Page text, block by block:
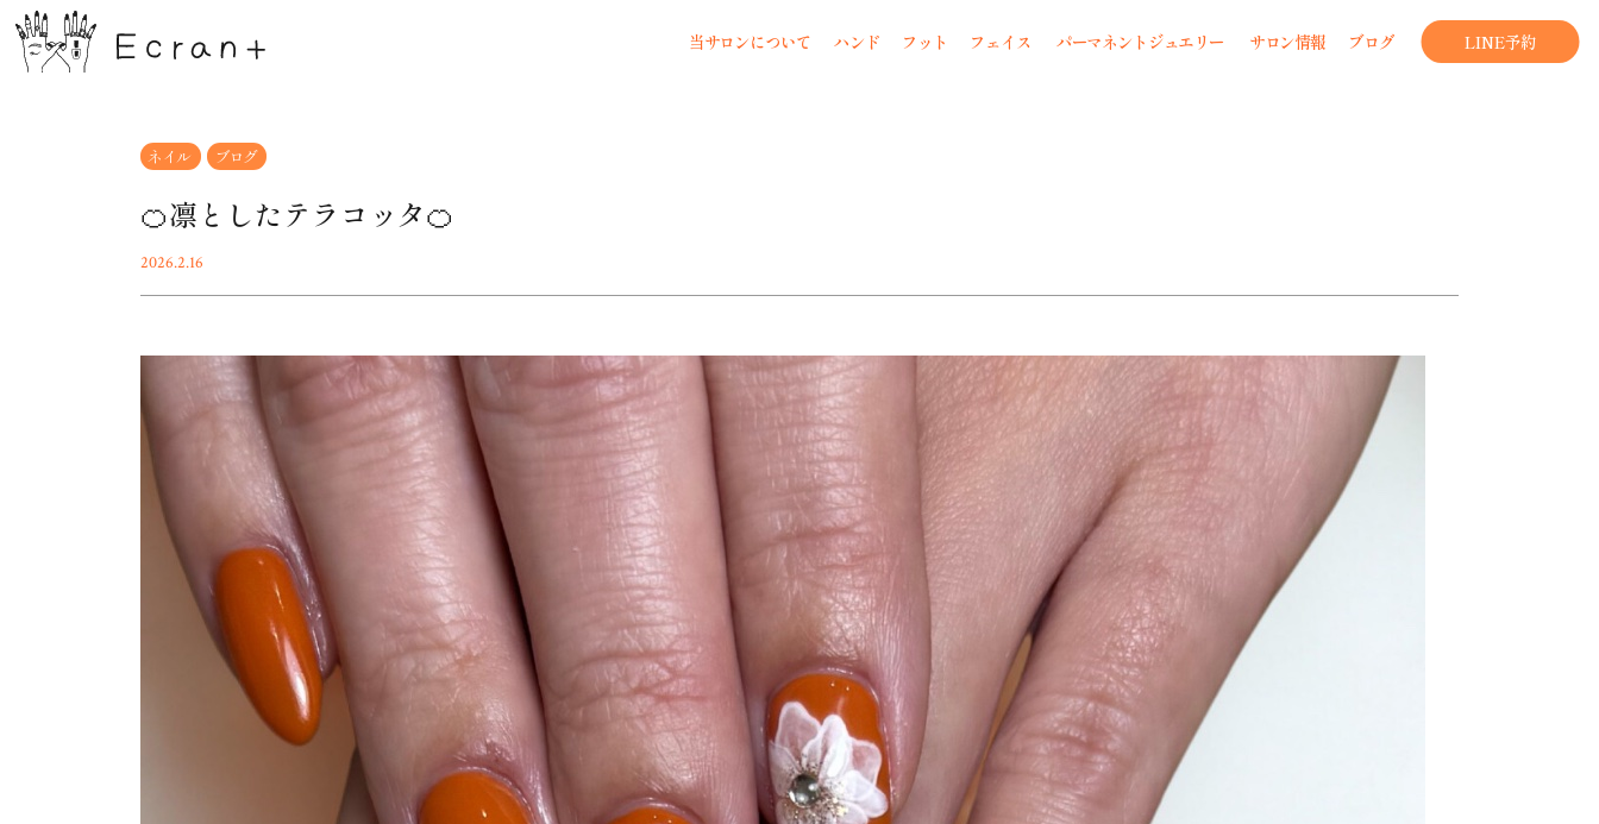
当サロンについて ハンド フット フェイス パーマネントジュエリー サロン情報 ブログ LINE予約
ネイル ブログ
🍊凛としたテラコッタ🍊
2026.2.16